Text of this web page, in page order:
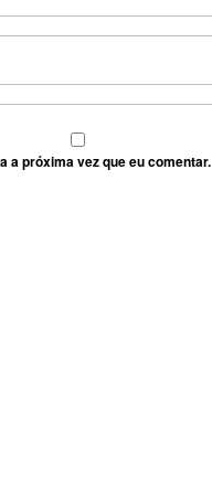
a próxima vez que eu comentar.